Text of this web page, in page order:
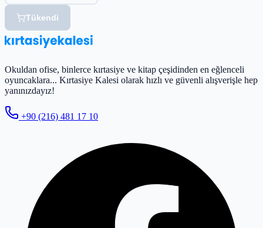
Tükendi
Okuldan ofise, binlerce kırtasiye ve kitap çeşidinden en eğlenceli
oyuncaklara... Kırtasiye Kalesi olarak hızlı ve güvenli alışverişle hep
yanınızdayız!
+90 (216) 481 17 10